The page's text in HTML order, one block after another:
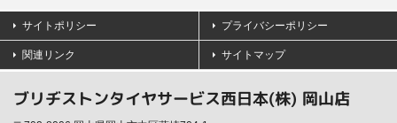
サイトポリシー プライバシーポリシー
関連リンク サイトマップ
ブリヂストンタイヤサービス西日本(株) 岡山店